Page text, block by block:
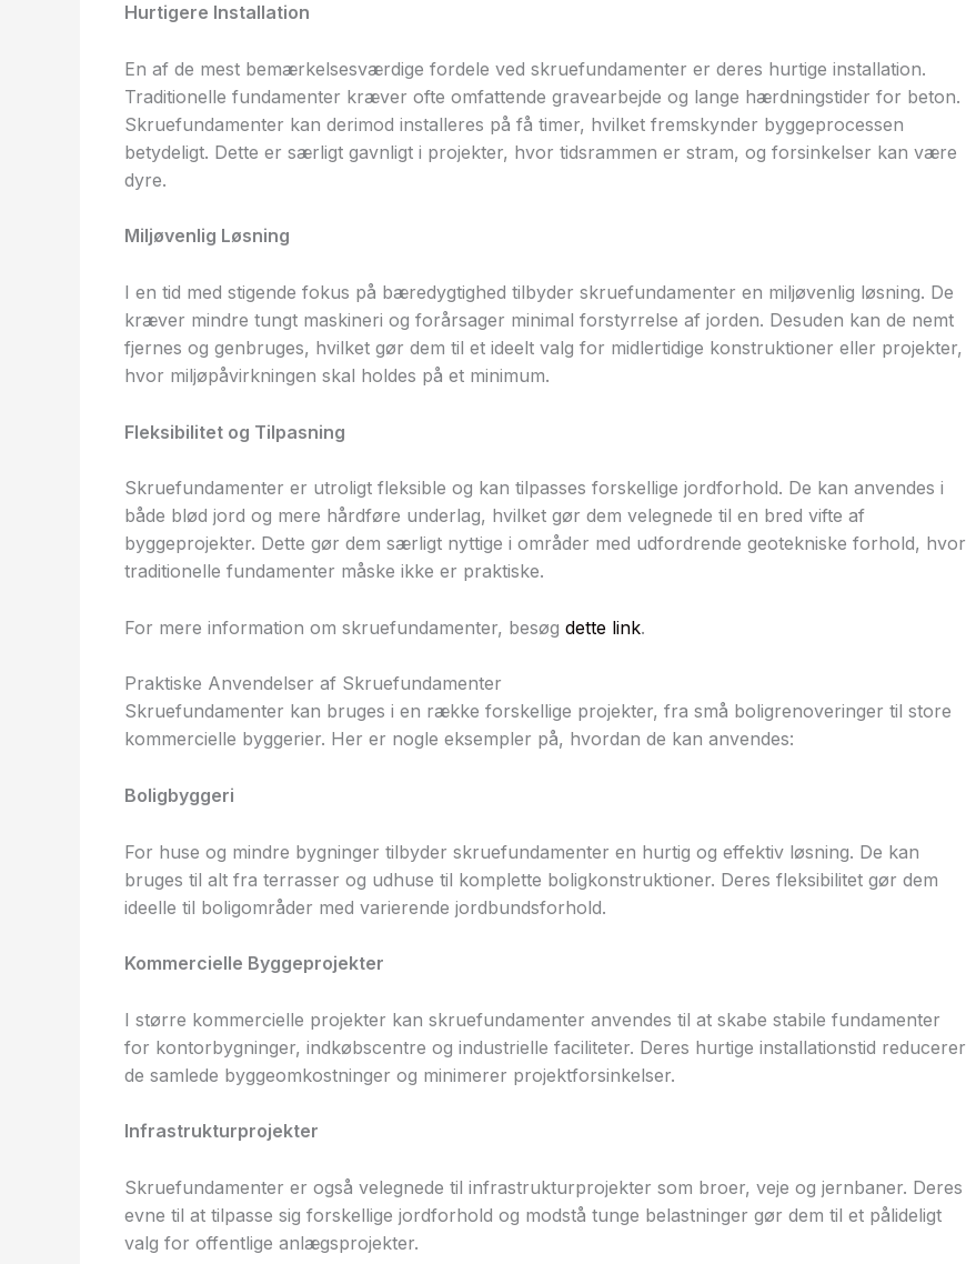
Hurtigere Installation
En af de mest bemærkelsesværdige fordele ved skruefundamenter er deres hurtige installation.
Traditionelle fundamenter kræver ofte omfattende gravearbejde og lange hærdningstider for beton.
Skruefundamenter kan derimod installeres på få timer, hvilket fremskynder byggeprocessen
betydeligt. Dette er særligt gavnligt i projekter, hvor tidsrammen er stram, og forsinkelser kan være
dyre.
Miljøvenlig Løsning
I en tid med stigende fokus på bæredygtighed tilbyder skruefundamenter en miljøvenlig løsning. De
kræver mindre tungt maskineri og forårsager minimal forstyrrelse af jorden. Desuden kan de nemt
fjernes og genbruges, hvilket gør dem til et ideelt valg for midlertidige konstruktioner eller projekter,
hvor miljøpåvirkningen skal holdes på et minimum.
Fleksibilitet og Tilpasning
Skruefundamenter er utroligt fleksible og kan tilpasses forskellige jordforhold. De kan anvendes i
både blød jord og mere hårdføre underlag, hvilket gør dem velegnede til en bred vifte af
byggeprojekter. Dette gør dem særligt nyttige i områder med udfordrende geotekniske forhold, hvor
traditionelle fundamenter måske ikke er praktiske.
For mere information om skruefundamenter, besøg dette link.
Praktiske Anvendelser af Skruefundamenter
Skruefundamenter kan bruges i en række forskellige projekter, fra små boligrenoveringer til store
kommercielle byggerier. Her er nogle eksempler på, hvordan de kan anvendes:
Boligbyggeri
For huse og mindre bygninger tilbyder skruefundamenter en hurtig og effektiv løsning. De kan
bruges til alt fra terrasser og udhuse til komplette boligkonstruktioner. Deres fleksibilitet gør dem
ideelle til boligområder med varierende jordbundsforhold.
Kommercielle Byggeprojekter
I større kommercielle projekter kan skruefundamenter anvendes til at skabe stabile fundamenter
for kontorbygninger, indkøbscentre og industrielle faciliteter. Deres hurtige installationstid reducerer
de samlede byggeomkostninger og minimerer projektforsinkelser.
Infrastrukturprojekter
Skruefundamenter er også velegnede til infrastrukturprojekter som broer, veje og jernbaner. Deres
evne til at tilpasse sig forskellige jordforhold og modstå tunge belastninger gør dem til et pålideligt
valg for offentlige anlægsprojekter.